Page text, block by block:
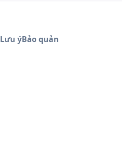
Lưu ýBảo quản